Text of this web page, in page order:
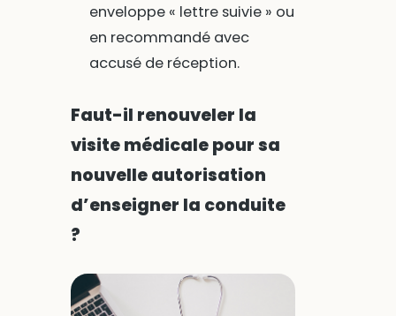
enveloppe « lettre suivie » ou
en recommandé avec
accusé de réception.
Faut-il renouveler la
visite médicale pour sa
nouvelle autorisation
d’enseigner la conduite
?